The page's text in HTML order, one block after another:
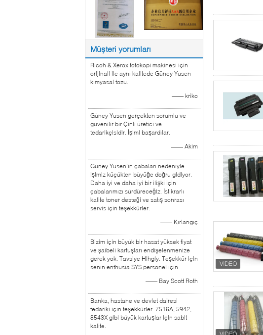
Müşteri yorumları
Ricoh & Xerox fotokopi makinesi için
orijinali ile aynı kalitede Güney Yusen
kimyasal tozu.
—— kriko
Güney Yusen gerçekten sorumlu ve
güvenilir bir Çinli üretici ve
tedarikçisidir. İşimi başardılar.
—— Akim
Güney Yusen’in çabaları nedeniyle
işimiz küçükten büyüğe doğru gidiyor.
Daha iyi ve daha iyi bir ilişki için
çabalarımızı sürdüreceğiz. İstikrarlı
kalite toner desteği ve satış sonrası
servis için teşekkürler.
—— Kırlangıç
Bizim için büyük bir hasat yüksek fiyat
ve şaibeli kartuşları endişelenmenize
gerek yok. Tavsiye Hihgly. Teşekkür için
senin enthusia SYS personel için
—— Bay Scott Roth
Banka, hastane ve devlet dairesi
tedariki için teşekkürler. 7516A, 5942,
8543X gibi büyük kartuşlar için sabit
kalite.